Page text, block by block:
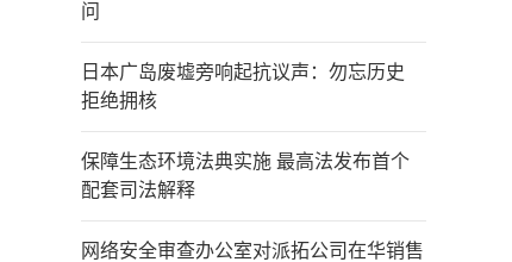
问
日本广岛废墟旁响起抗议声：勿忘历史
拒绝拥核
保障生态环境法典实施 最高法发布首个
配套司法解释
网络安全审查办公室对派拓公司在华销售